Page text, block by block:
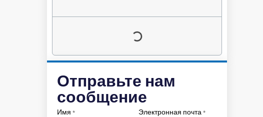
Отправьте нам
сообщение
Имя * Электронная почта*